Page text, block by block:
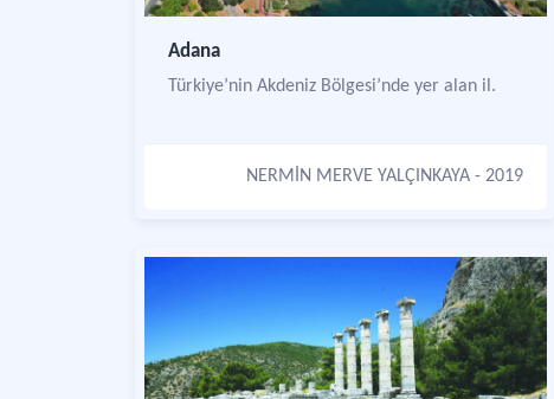
Adana
Türkiye’nin Akdeniz Bölgesi’nde yer alan il.
NERMİN MERVE YALÇINKAYA - 2019